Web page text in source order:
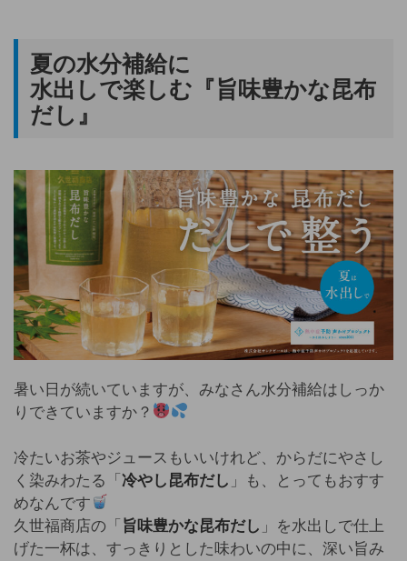
夏の水分補給に
水出しで楽しむ『旨味豊かな昆布
だし』
暑い日が続いていますが、みなさん水分補給はしっか
りできていますか？
冷たいお茶やジュースもいいけれど、からだにやさし
く染みわたる「 冷やし昆布だし 」も、とってもおすす
めなんです
久世福商店の「 旨味豊かな昆布だし 」を水出しで仕上
げた一杯は、すっきりとした味わいの中に、深い旨み